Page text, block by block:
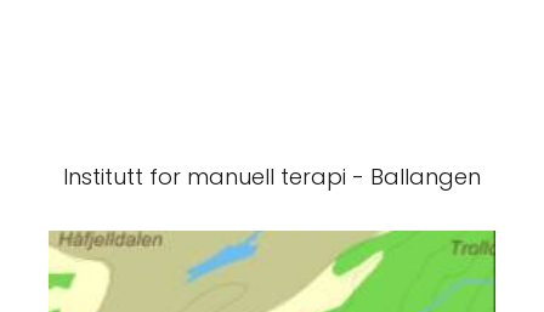
Institutt for manuell terapi - Ballangen